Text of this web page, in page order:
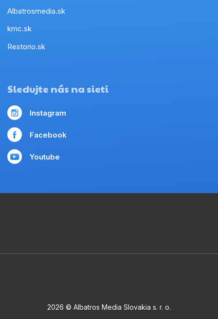
Albatrosmedia.sk
kmc.sk
Restorio.sk
Sledujte nás na sieti
Instagram
Facebook
Youtube
2026 © Albatros Media Slovakia s. r. o.